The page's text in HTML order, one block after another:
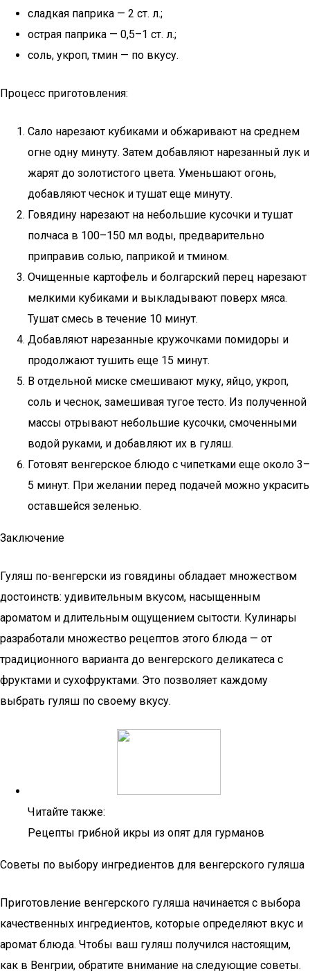
сладкая паприка — 2 ст. л.;
острая паприка — 0,5–1 ст. л.;
соль, укроп, тмин — по вкусу.
Процесс приготовления:
Сало нарезают кубиками и обжаривают на среднем
огне одну минуту. Затем добавляют нарезанный лук и
жарят до золотистого цвета. Уменьшают огонь,
добавляют чеснок и тушат еще минуту.
Говядину нарезают на небольшие кусочки и тушат
полчаса в 100–150 мл воды, предварительно
приправив солью, паприкой и тмином.
Очищенные картофель и болгарский перец нарезают
мелкими кубиками и выкладывают поверх мяса.
Тушат смесь в течение 10 минут.
Добавляют нарезанные кружочками помидоры и
продолжают тушить еще 15 минут.
В отдельной миске смешивают муку, яйцо, укроп,
соль и чеснок, замешивая тугое тесто. Из полученной
массы отрывают небольшие кусочки, смоченными
водой руками, и добавляют их в гуляш.
Готовят венгерское блюдо с чипетками еще около 3–
5 минут. При желании перед подачей можно украсить
оставшейся зеленью.
Заключение
Гуляш по-венгерски из говядины обладает множеством
достоинств: удивительным вкусом, насыщенным
ароматом и длительным ощущением сытости. Кулинары
разработали множество рецептов этого блюда — от
традиционного варианта до венгерского деликатеса с
фруктами и сухофруктами. Это позволяет каждому
выбрать гуляш по своему вкусу.
Читайте также:
Рецепты грибной икры из опят для гурманов
Советы по выбору ингредиентов для венгерского гуляша
Приготовление венгерского гуляша начинается с выбора
качественных ингредиентов, которые определяют вкус и
аромат блюда. Чтобы ваш гуляш получился настоящим,
как в Венгрии, обратите внимание на следующие советы.